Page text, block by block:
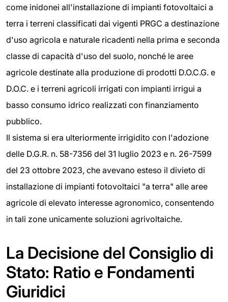
come inidonei all'installazione di impianti fotovoltaici a
terra i terreni classificati dai vigenti PRGC a destinazione
d'uso agricola e naturale ricadenti nella prima e seconda
classe di capacità d'uso del suolo, nonché le aree
agricole destinate alla produzione di prodotti D.O.C.G. e
D.O.C. e i terreni agricoli irrigati con impianti irrigui a
basso consumo idrico realizzati con finanziamento
pubblico.
Il sistema si era ulteriormente irrigidito con l'adozione
delle D.G.R. n. 58-7356 del 31 luglio 2023 e n. 26-7599
del 23 ottobre 2023, che avevano esteso il divieto di
installazione di impianti fotovoltaici "a terra" alle aree
agricole di elevato interesse agronomico, consentendo
in tali zone unicamente soluzioni agrivoltaiche.
La Decisione del Consiglio di
Stato: Ratio e Fondamenti
Giuridici